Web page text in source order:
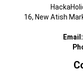
16, New Atish
Email: